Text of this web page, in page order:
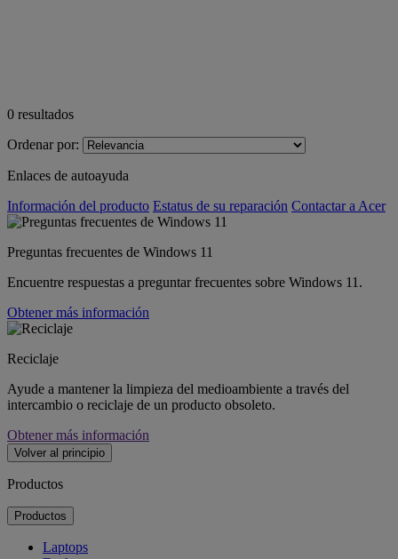
0 resultados
Ordenar por:
Enlaces de autoayuda
Información del producto Estatus de su reparación Contactar a Acer
Preguntas frecuentes de Windows 11
Encuentre respuestas a preguntar frecuentes sobre Windows 11.
Obtener más información
Reciclaje
Ayude a mantener la limpieza del medioambiente a través del
intercambio o reciclaje de un producto obsoleto.
Obtener más información
Volver al principio
Productos
Productos
Laptops